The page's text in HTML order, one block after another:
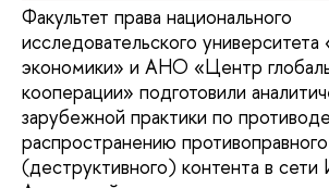
Факультет права национального
исследовательского
экономики» и АНО «Центр
кооперации» подготовили
зарубежной практики по
распространению противоправного
(деструктивного) контента в сети